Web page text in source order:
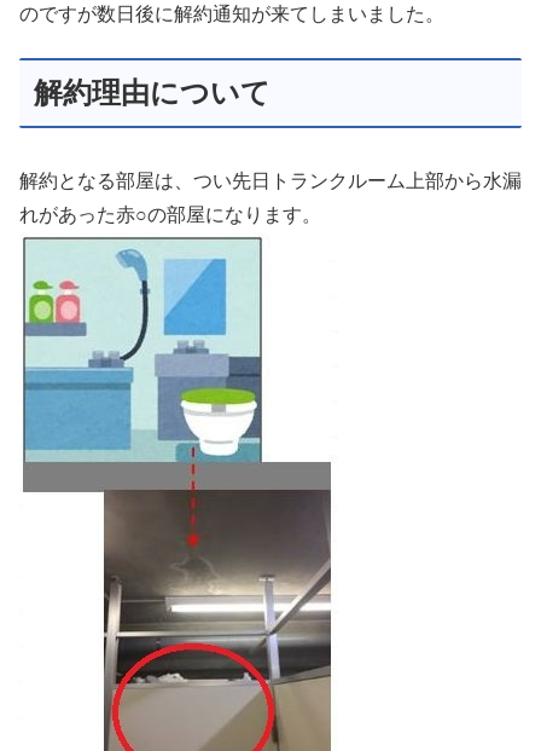
のですが数日後に解約通知が来てしまいました。
解約理由について
解約となる部屋は、つい先日トランクルーム上部から水漏
れがあった赤○の部屋になります。